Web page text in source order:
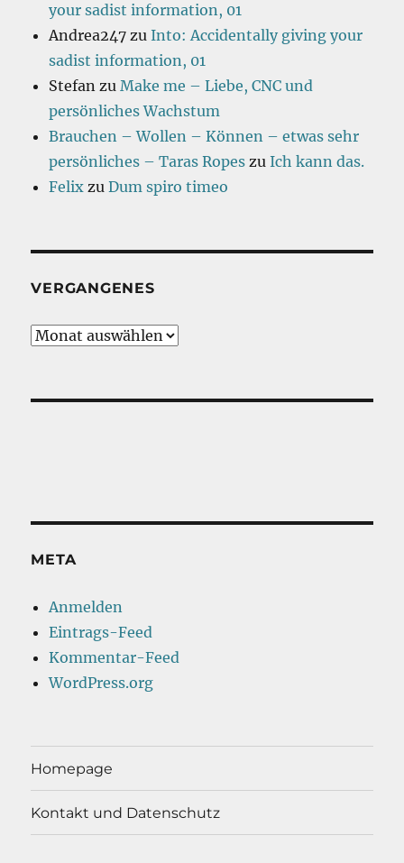
your sadist information, 01
Andrea247 zuInto: Accidentally giving your
sadist information, 01
Stefan zuMake me – Liebe, CNC und
persönliches Wachstum
Brauchen – Wollen – Können – etwas sehr
persönliches – Taras Ropes zuIch kann das.
Felix zuDum spiro timeo
VERGANGENES
Vergangenes
META
Anmelden
Eintrags-Feed
Kommentar-Feed
WordPress.org
Homepage
Kontakt und Datenschutz